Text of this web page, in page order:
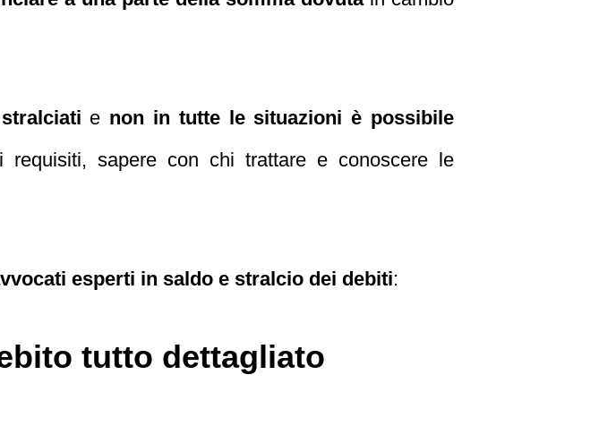
e non in tutte le situazioni è possibile
requisiti, sapere con chi trattare e conoscere le
esperti in saldo e stralcio dei debiti:
tutto dettagliato